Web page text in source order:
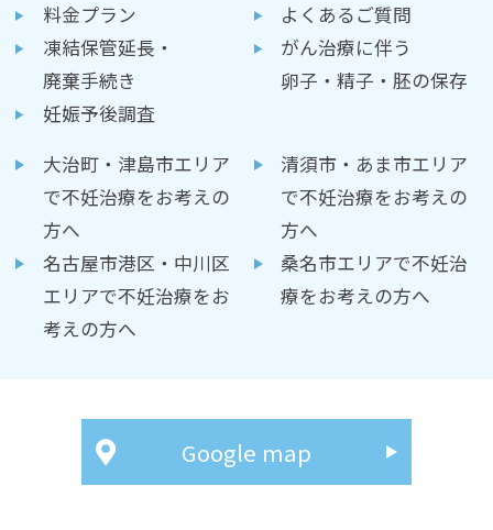
料金プラン
よくあるご質問
凍結保管延長・
廃棄手続き
がん治療に伴う
卵子・精子・胚の保存
妊娠予後調査
大治町・津島市エリア
で不妊治療をお考えの
方へ
清須市・あま市エリア
で不妊治療をお考えの
方へ
名古屋市港区・中川区
エリアで不妊治療をお
考えの方へ
桑名市エリアで不妊治
療をお考えの方へ
Google map